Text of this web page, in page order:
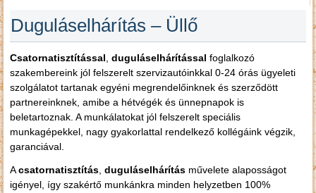
Duguláselhárítás – Üllő
Csatornatisztítással ,duguláselhárítással foglalkozó
szakembereink jól felszerelt szervizautóinkkal 0-24 órás ügyeleti
szolgálatot tartanak egyéni megrendelőinknek és szerződött
partnereinknek, amibe a hétvégék és ünnepnapok is
beletartoznak. A munkálatokat jól felszerelt speciális
munkagépekkel, nagy gyakorlattal rendelkező kollégáink végzik,
garanciával.
Acsatornatisztítás ,duguláselhárítás művelete alaposságot
igényel, így szakértő munkánkra minden helyzetben 100%